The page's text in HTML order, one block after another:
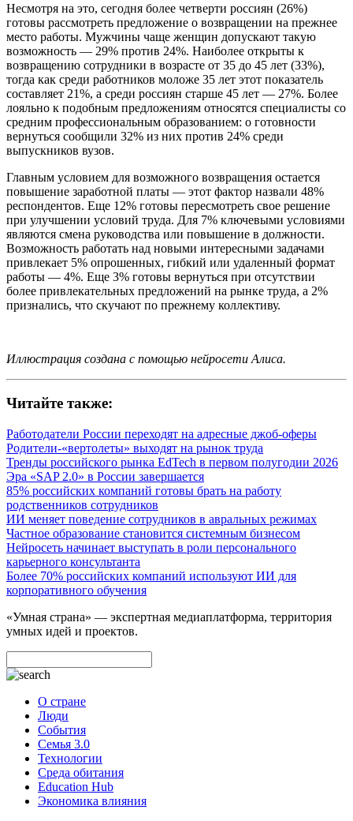
Несмотря на это, сегодня более четверти россиян (26%)
готовы рассмотреть предложение о возвращении на прежнее
место работы. Мужчины чаще женщин допускают такую
возможность — 29% против 24%. Наиболее открыты к
возвращению сотрудники в возрасте от 35 до 45 лет (33%),
тогда как среди работников моложе 35 лет этот показатель
составляет 21%, а среди россиян старше 45 лет — 27%. Более
лояльно к подобным предложениям относятся специалисты со
средним профессиональным образованием: о готовности
вернуться сообщили 32% из них против 24% среди
выпускников вузов.
Главным условием для возможного возвращения остается
повышение заработной платы — этот фактор назвали 48%
респондентов. Еще 12% готовы пересмотреть свое решение
при улучшении условий труда. Для 7% ключевыми условиями
являются смена руководства или повышение в должности.
Возможность работать над новыми интересными задачами
привлекает 5% опрошенных, гибкий или удаленный формат
работы — 4%. Еще 3% готовы вернуться при отсутствии
более привлекательных предложений на рынке труда, а 2%
признались, что скучают по прежнему коллективу.
Иллюстрация создана с помощью нейросети Алиса.
Читайте также:
Работодатели России переходят на адресные джоб-оферы
Родители-«вертолеты» выходят на рынок труда
Тренды российского рынка EdTech в первом полугодии 2026
Эра «SAP 2.0» в России завершается
85% российских компаний готовы брать на работу
родственников сотрудников
ИИ меняет поведение сотрудников в авральных режимах
Частное образование становится системным бизнесом
Нейросеть начинает выступать в роли персонального
карьерного консультанта
Более 70% российских компаний используют ИИ для
корпоративного обучения
«Умная страна» — экспертная медиаплатформа, территория
умных идей и проектов.
О стране
Люди
События
Семья 3.0
Технологии
Среда обитания
Education Hub
Экономика влияния